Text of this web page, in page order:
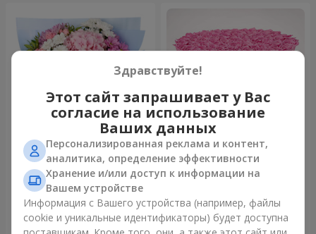
Романтический букет
"Небеса"
1 999 грн
Заказать
Цветы в коробке "101
розовая роза"
Заказать
Здравствуйте!
Этот сайт запрашивает у Вас
согласие на использование
Ваших данных
Персонализированная реклама и контент,
аналитика, определение эффективности
Хранение и/или доступ к информации на
Вашем устройстве
Информация с Вашего устройства (например, файлы
cookie и уникальные идентификаторы) будет доступна